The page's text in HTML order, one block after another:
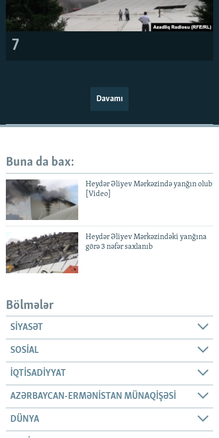
7
Davamı
Buna da bax:
Heydər Əliyev Mərkəzində yanğın olub
[Video]
Heydər Əliyev Mərkəzindəki yanğına
görə 3 nəfər saxlanıb
Bölmələr
SIYASƏT
SOSIAL
İQTISADIYYAT
AZƏRBAYCAN-ERMƏNISTAN MÜNAQIŞƏSI
DÜNYA